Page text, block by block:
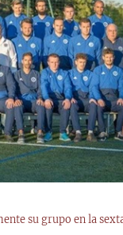
su grupo en la